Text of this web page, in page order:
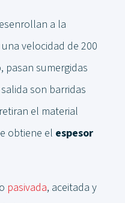
a la
velocidad de 200
pasan sumergidas
son barridas
el material
obtiene el espesor
pasivada, aceitada y